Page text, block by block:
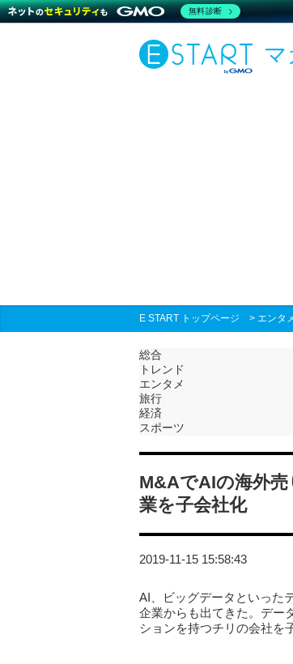
マ
E START トップページ > エンタ
総合
トレンド
エンタメ
旅行
経済
スポーツ
M&AでAIの海外
業を子会社化
2019-11-15 15:58:43
AI、ビッグデータといった
企業からも出てきた。デー
ションを持つチリの会社を
無料診断